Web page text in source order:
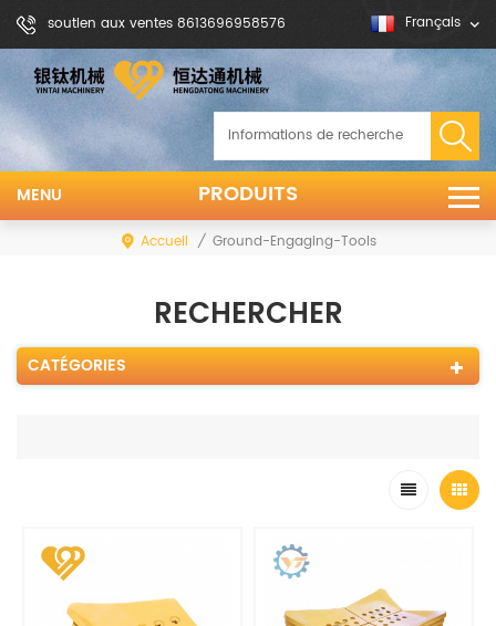
soutien aux ventes 8613696958576 Français
PRODUITS
MENU
Accueil / Ground-Engaging-Tools
RECHERCHER
CATÉGORIES